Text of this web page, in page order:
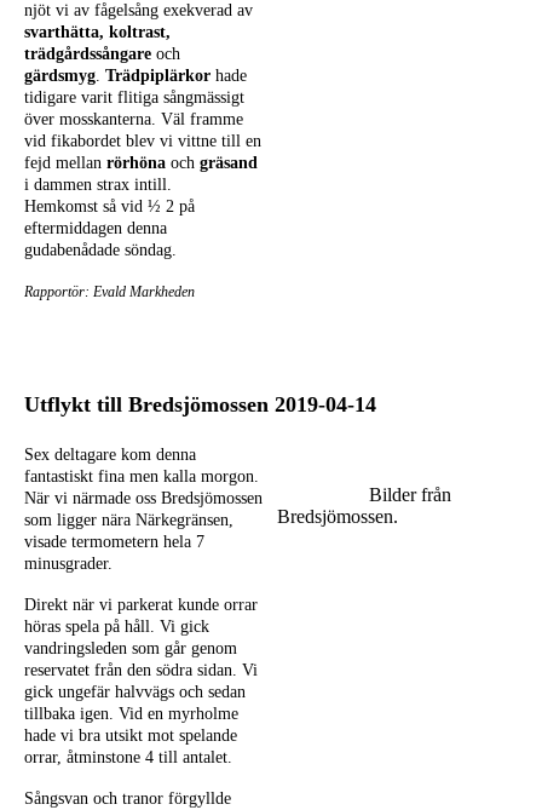
njöt vi av fågelsång exekverad av
svarthätta, koltrast,
trädgårdssångare och
gärdsmyg. Trädpiplärkor hade
tidigare varit flitiga sångmässigt
över mosskanterna. Väl framme
vid fikabordet blev vi vittne till en
fejd mellan rörhöna och gräsand
i dammen strax intill.
Hemkomst så vid ½ 2 på
eftermiddagen denna
gudabenådade söndag.
Rapportör: Evald Markheden
Utflykt till Bredsjömossen 2019-04-14
Sex deltagare kom denna
fantastiskt fina men kalla morgon.
När vi närmade oss Bredsjömossen
som ligger nära Närkegränsen,
visade termometern hela 7
minusgrader.
Direkt när vi parkerat kunde orrar
höras spela på håll. Vi gick
vandringsleden som går genom
reservatet från den södra sidan. Vi
gick ungefär halvvägs och sedan
tillbaka igen. Vid en myrholme
hade vi bra utsikt mot spelande
orrar, åtminstone 4 till antalet.
Sångsvan och tranor förgyllde
Bilder från
Bredsjömossen.